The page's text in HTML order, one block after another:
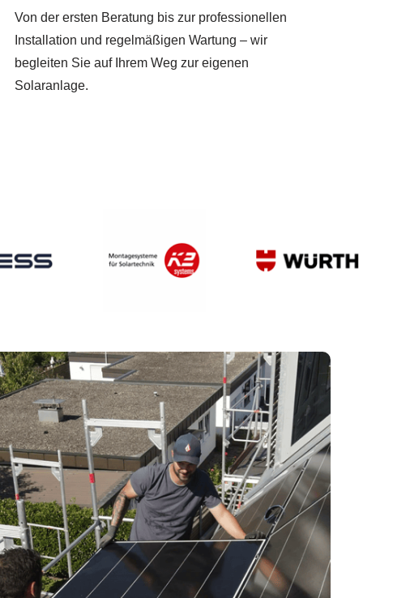
Von der ersten Beratung bis zur professionellen
Installation und regelmäßigen Wartung – wir
begleiten Sie auf Ihrem Weg zur eigenen
Solaranlage.